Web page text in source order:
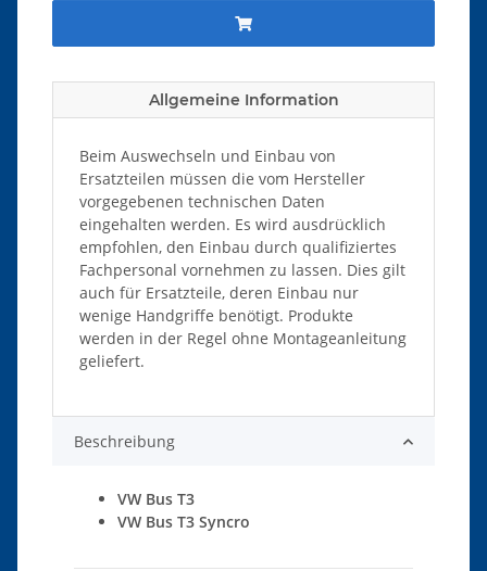
Allgemeine Information
Beim Auswechseln und Einbau von
Ersatzteilen müssen die vom Hersteller
vorgegebenen technischen Daten
eingehalten werden. Es wird ausdrücklich
empfohlen, den Einbau durch qualifiziertes
Fachpersonal vornehmen zu lassen. Dies gilt
auch für Ersatzteile, deren Einbau nur
wenige Handgriffe benötigt. Produkte
werden in der Regel ohne Montageanleitung
geliefert.
Beschreibung
VW Bus T3
VW Bus T3 Syncro